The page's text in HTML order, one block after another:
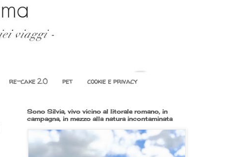
re-cake 2.0 pet cookie e privacy
Sono Silvia, vivo vicino al litorale romano, in
campagna, in mezzo alla natura incontaminata